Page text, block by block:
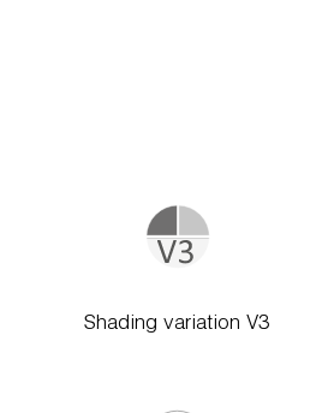
Shading variation V3